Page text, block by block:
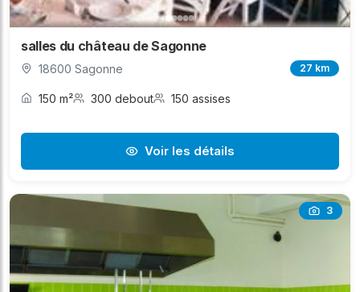
salles du château de Sagonne
18600 Sagonne 27 km
150 m² 300 debout 150 assises
Voir les détails
3